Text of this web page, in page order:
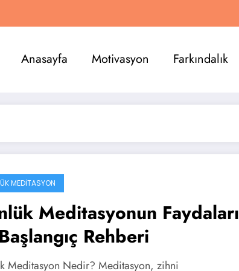
Anasayfa Motivasyon Farkındalık
MEDITASYON
Meditasyonun Faydaları
Rehberi
Meditasyon Nedir? Meditasyon, zihni